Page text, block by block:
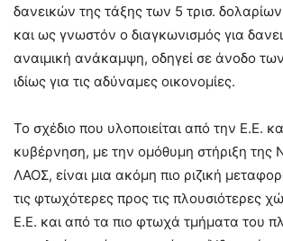
δανεικών της τάξης των 5 τρισ.
και ως γνωστόν ο διαγκωνισμός για
αναιμική ανάκαμψη, οδηγεί σε άνοδο των
ιδίως για τις αδύναμες οικονομίες.
Το σχέδιο που υλοποιείται από την Ε.Ε.
κυβέρνηση, με την ομόθυμη στήριξη της
ΛΑΟΣ, είναι μια ακόμη πιο ριζική
τις φτωχότερες προς τις πλουσιότερες
Ε.Ε. και από τα πιο φτωχά τμήματα του